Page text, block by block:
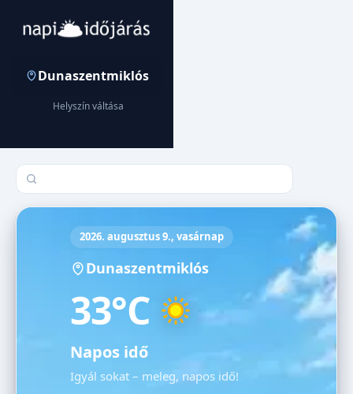
Dunaszentmiklós
Helyszín váltása
Település keresése
2026. augusztus 9., vasárnap
Dunaszentmiklós
33°C
Napos idő
Igyál sokat – meleg, napos idő!